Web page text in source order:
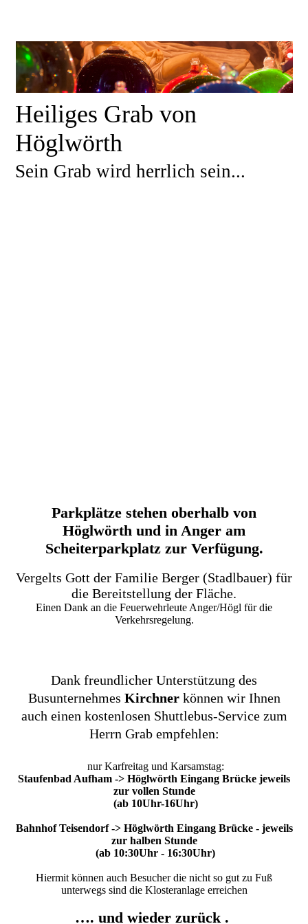
Heiliges Grab von
Höglwörth
Sein Grab wird herrlich sein...
Parkplätze stehen oberhalb von
Höglwörth und in Anger am
Scheiterparkplatz zur Verfügung.
Vergelts Gott der Familie Berger (Stadlbauer) für
die Bereitstellung der Fläche.
Einen Dank an die Feuerwehrleute Anger/Högl für die
Verkehrsregelung.
Dank freundlicher Unterstützung des
Busunternehmes Kirchnerkönnen wir Ihnen
auch einen kostenlosen Shuttlebus-Service zum
Herrn Grab empfehlen:
nur Karfreitag und Karsamstag:
Staufenbad Aufham -> Höglwörth Eingang Brücke jeweils
zur vollen Stunde
(ab 10Uhr-16Uhr)
Bahnhof Teisendorf -> Höglwörth Eingang Brücke - jeweils
zur halben Stunde
(ab 10:30Uhr - 16:30Uhr)
Hiermit können auch Besucher die nicht so gut zu Fuß
unterwegs sind die Klosteranlage erreichen
…. und wieder zurück .